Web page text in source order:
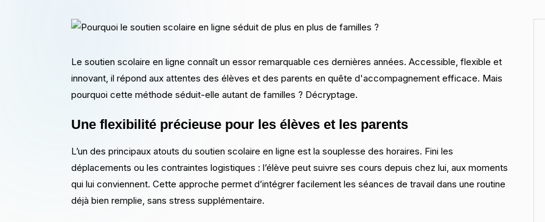
Le soutien scolaire en ligne connaît un essor remarquable ces dernières années. Accessible, flexible et
innovant, il répond aux attentes des élèves et des parents en quête d'accompagnement efficace. Mais
pourquoi cette méthode séduit-elle autant de familles ? Décryptage.
Une flexibilité précieuse pour les élèves et les parents
L’un des principaux atouts du soutien scolaire en ligne est la souplesse des horaires. Fini les
déplacements ou les contraintes logistiques : l’élève peut suivre ses cours depuis chez lui, aux moments
qui lui conviennent. Cette approche permet d’intégrer facilement les séances de travail dans une routine
déjà bien remplie, sans stress supplémentaire.